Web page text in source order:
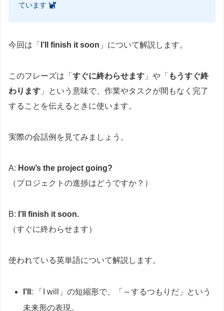
ています
今回は「 I’ll finish it soon 」について解説します。
このフレーズは「 すぐに終わらせます 」や「 もうすぐ終
わります 」という意味で、作業やタスクが間もなく完了
することを伝えるときに使います。
実際の会話例を見てみましょう。
A: How’s the project going?
（プロジェクトの進捗はどうですか？）
B: I’ll finish it soon.
（すぐに終わらせます）
使われている英単語について解説します。
I’ll : 「I will」の短縮形で、「～するつもりだ」という
未来形の表現。